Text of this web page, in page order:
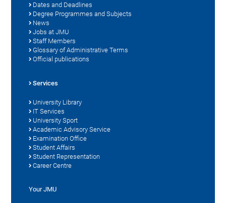
Dates and Deadlines
Degree Programmes and Subjects
News
Jobs at JMU
Staff Members
Glossary of Administrative Terms
Official publications
Services
University Library
IT Services
University Sport
Academic Advisory Service
Examination Office
Student Affairs
Student Representation
Career Centre
Your JMU